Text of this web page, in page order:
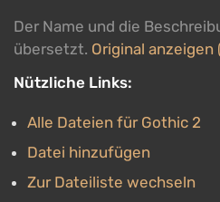
Der Name und die
übersetzt. Original anzeigen
Nützliche Links:
Alle Dateien für Gothic 2
Datei hinzufügen
Zur Dateiliste wechseln